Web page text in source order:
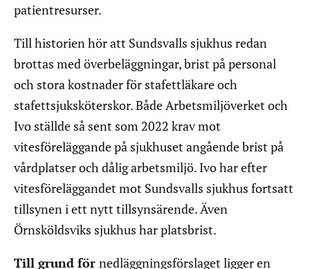
patientresurser.
Till historien hör att Sundsvalls sjukhus redan
brottas med överbeläggningar, brist på personal
och stora kostnader för stafettläkare och
stafettsjuksköterskor. Både Arbetsmiljöverket och
Ivo ställde så sent som 2022 krav mot
vitesföreläggande på sjukhuset angående brist på
vårdplatser och dålig arbetsmiljö. Ivo har efter
vitesföreläggandet mot Sundsvalls sjukhus fortsatt
tillsynen i ett nytt tillsynsärende. Även
Örnsköldsviks sjukhus har platsbrist.
Till grund för nedläggningsförslaget ligger en